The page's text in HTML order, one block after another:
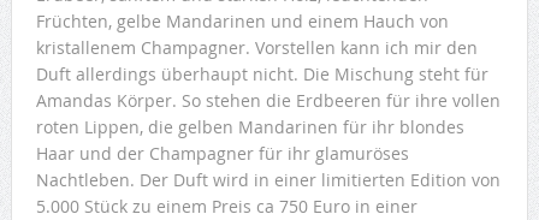
Früchten, gelbe Mandarinen und einem Hauch von
kristallenem Champagner. Vorstellen kann ich mir den
Duft allerdings überhaupt nicht. Die Mischung steht für
Amandas Körper. So stehen die Erdbeeren für ihre vollen
roten Lippen, die gelben Mandarinen für ihr blondes
Haar und der Champagner für ihr glamuröses
Nachtleben. Der Duft wird in einer limitierten Edition von
5.000 Stück zu einem Preis ca 750 Euro in einer